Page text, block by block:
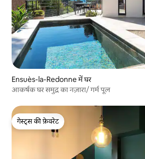
Ensuès-la-Redonne में घर
आकर्षक घर समुद्र का नज़ारा/ गर्म पूल
गेस्ट्स की फ़ेवरेट
गेस्ट्स की फ़ेवरेट